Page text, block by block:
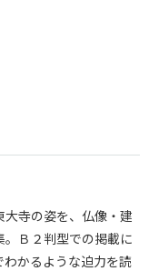
寺の姿を、仏像・建
Ｂ２判型での掲載に
かるような迫力を読